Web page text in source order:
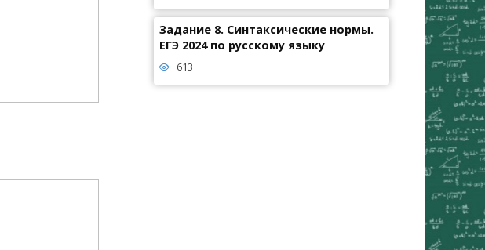
Задание 8. Синтаксические нормы.
ЕГЭ 2024 по русскому языку
613